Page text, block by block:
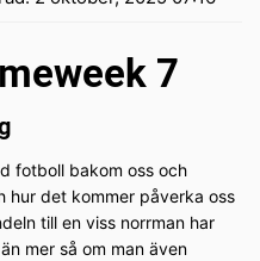
7
fotboll bakom oss och
hur det kommer påverka oss
till en viss norrman har
mer så om man även